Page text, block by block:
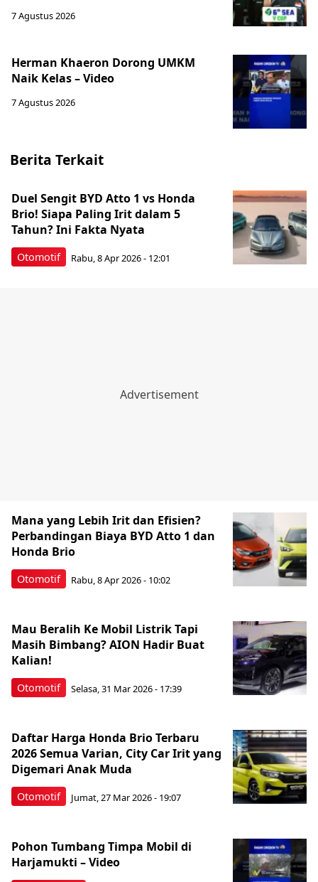
7 Agustus 2026
Herman Khaeron Dorong UMKM
Naik Kelas – Video
7 Agustus 2026
Berita Terkait
Otomotif
Duel Sengit BYD Atto 1 vs Honda
Brio! Siapa Paling Irit dalam 5
Tahun? Ini Fakta Nyata
Rabu, 8 Apr 2026 - 12:01
Otomotif
Mana yang Lebih Irit dan Efisien?
Perbandingan Biaya BYD Atto 1 dan
Honda Brio
Rabu, 8 Apr 2026 - 10:02
Otomotif
Mau Beralih Ke Mobil Listrik Tapi
Masih Bimbang? AION Hadir Buat
Kalian!
Selasa, 31 Mar 2026 - 17:39
Otomotif
Daftar Harga Honda Brio Terbaru
2026 Semua Varian, City Car Irit yang
Digemari Anak Muda
Jumat, 27 Mar 2026 - 19:07
Pohon Tumbang Timpa Mobil di
Harjamukti – Video